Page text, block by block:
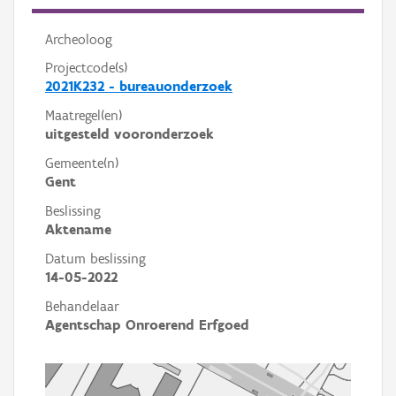
Archeoloog
Projectcode(s)
2021K232 - bureauonderzoek
Maatregel(en)
uitgesteld vooronderzoek
Gemeente(n)
Gent
Beslissing
Aktename
Datum beslissing
14-05-2022
Behandelaar
Agentschap Onroerend Erfgoed